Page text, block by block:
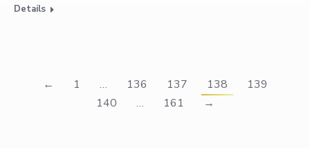
Details
← 1 … 136 137 138
139
140
… 161 →